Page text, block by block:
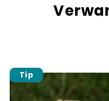
Tip